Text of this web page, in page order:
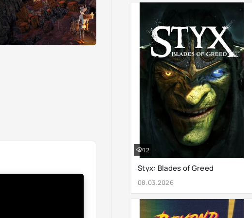
Styx: Blades of Greed
08.03.2026
12